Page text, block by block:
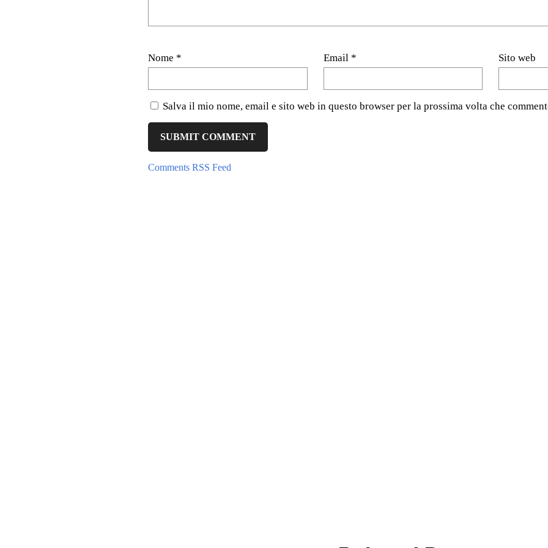
Nome * Email * Sito web
Salva il mio nome, email e sito web in questo browser per la prossima volta che
Comments RSS Feed